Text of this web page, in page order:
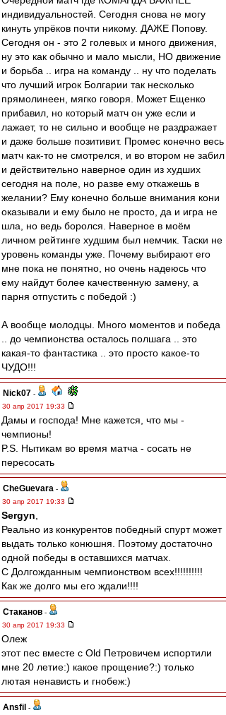
индивидуальностей. Сегодня снова не могу
кинуть упрёков почти никому. ДАЖЕ Попову.
Сегодня он - это 2 голевых и много движения,
ну это как обычно и мало мысли, НО движение
и борьба .. игра на команду .. ну что поделать
что лучший игрок Болгарии так несколько
прямолинеен, мягко говоря. Может Ещенко
прибавил, но который матч он уже если и
лажает, то не сильно и вообще не раздражает
и даже больше позитивит. Промес конечно весь
матч как-то не смотрелся, и во втором не забил
и действительно наверное один из худших
сегодня на поле, но разве ему откажешь в
желании? Ему конечно больше внимания кони
оказывали и ему было не просто, да и игра не
шла, но ведь боролся. Наверное в моём
личном рейтинге худшим был немчик. Таски не
уровень команды уже. Почему выбирают его
мне пока не понятно, но очень надеюсь что
ему найдут более качественную замену, а
парня отпустить с победой :)
А вообще молодцы. Много моментов и победа
.. до чемпионства осталось полшага .. это
какая-то фантастика .. это просто какое-то
ЧУДО!!!
Nick07 -
30 апр 2017 19:33
Дамы и господа! Мне кажется, что мы -
чемпионы!
P.S. Нытикам во время матча - сосать не
пересосать
CheGuevara -
30 апр 2017 19:33
Sergyn
Реально из конкурентов победный спурт может
выдать только конюшня. Поэтому достаточно
одной победы в оставшихся матчах.
С Долгожданным чемпионством всех!!!!!!!!!!
Как же долго мы его ждали!!!!
Cтаканов -
30 апр 2017 19:33
Олеж
этот пес вместе с Old Петровичем испортили
мне 20 летие:) какое прощение?:) только
лютая ненависть и гнобеж:)
Ansfil -